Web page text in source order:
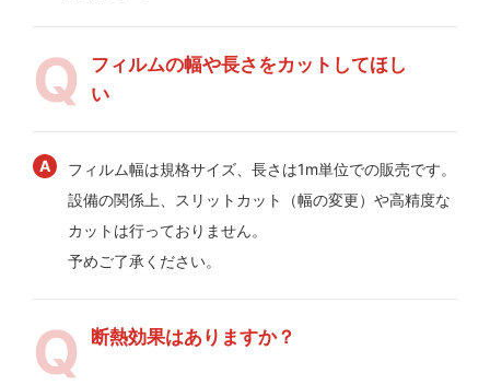
フィルムの幅や長さをカットしてほし
い
フィルム幅は規格サイズ、長さは1m単位での販売です。
設備の関係上、スリットカット（幅の変更）や高精度な
カットは行っておりません。
予めご了承ください。
断熱効果はありますか？